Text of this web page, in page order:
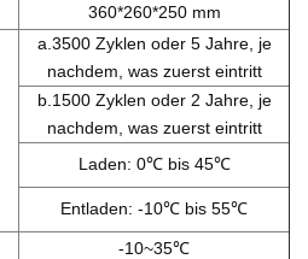
360*260*250 mm
a.3500 Zyklen oder 5 Jahre, je
nachdem, was zuerst eintritt
b.1500 Zyklen oder 2 Jahre, je
nachdem, was zuerst eintritt
Laden: 0℃ bis 45℃
Entladen: -10℃ bis 55℃
-10~35℃